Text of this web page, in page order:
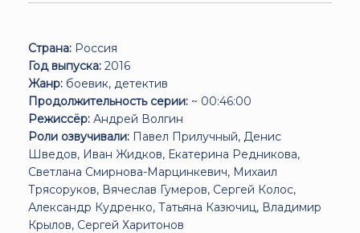
Страна: Россия
Год выпуска: 2016
Жанр: боевик, детектив
Продолжительность серии: ~ 00:46:00
Режиссёр: Андрей Волгин
Роли озвучивали: Павел Прилучный, Денис
Шведов, Иван Жидков, Екатерина Редникова,
Светлана Смирнова-Марцинкевич, Михаил
Трясоруков, Вячеслав Гумеров, Сергей Колос,
Александр Кудренко, Татьяна Казючиц, Владимир
Крылов, Сергей Харитонов